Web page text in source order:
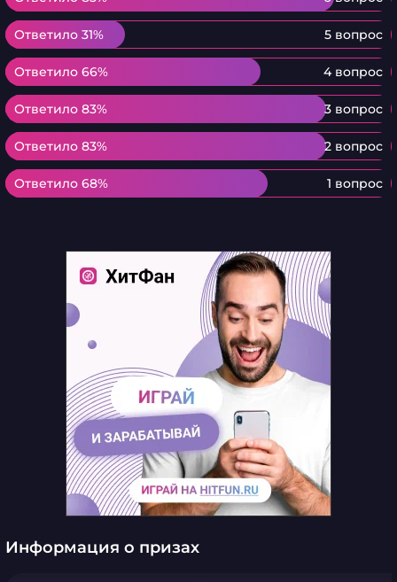
Ответило 31% 5 вопрос
Ответило 31%
Ответило 66% 4 вопрос
Ответило 66%
Ответило 83% 3 вопрос
Ответило 83%
Ответило 83% 2 вопрос
Ответило 83%
Ответило 68% 1 вопрос
Ответило 68%
Информация о призах